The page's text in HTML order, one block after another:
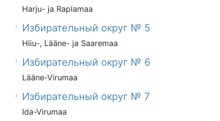
Harju- ja Raplamaa
Избирательный округ № 5
Hiiu-, Lääne- ja Saaremaa
Избирательный округ № 6
Lääne-Virumaa
Избирательный округ № 7
Ida-Virumaa